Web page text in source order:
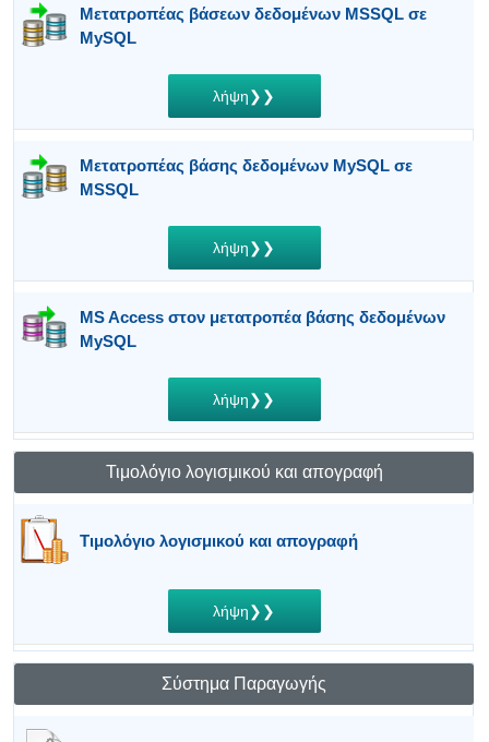
Μετατροπέας βάσεων δεδομένων MSSQL σε
MySQL
λήψη❯❯
Μετατροπέας βάσης δεδομένων MySQL σε
MSSQL
λήψη❯❯
MS Access στον μετατροπέα βάσης δεδομένων
MySQL
λήψη❯❯
Τιμολόγιο λογισμικού και απογραφή
Τιμολόγιο λογισμικού και απογραφή
λήψη❯❯
Σύστημα Παραγωγής